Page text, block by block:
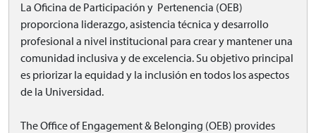
La Oficina de Participación y Pertenencia (OEB)
proporciona liderazgo, asistencia técnica y desarrollo
profesional a nivel institucional para crear y mantener una
comunidad inclusiva y de excelencia. Su objetivo principal
es priorizar la equidad y la inclusión en todos los aspectos
de la Universidad.
The Office of Engagement & Belonging (OEB) provides